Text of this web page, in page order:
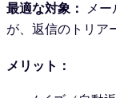
最適な対象：
メ
が、返信のトリア
メリット：